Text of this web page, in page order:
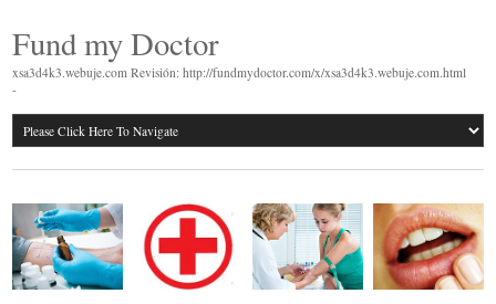
Fund my Doctor
xsa3d4k3.webuje.com Revisión: http://fundmydoctor.com/x/xsa3d4k3.webuje.com.html
-